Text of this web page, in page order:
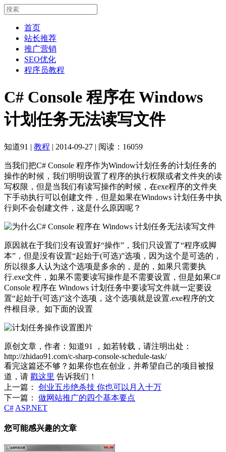
首页
站长推荐
推广营销
SEO优化
程序员教程
C# Console 程序在 Windows
计划任务无法读写文件
知道91 | 教程 | 2014-09-27 | 阅读：16059
当我们把C# Console 程序作为Window计划任务的计划任务的
操作的时候，我们明明设置了程序的执行权限或者文件夹的读
写权限，但是当我们有读写操作的时候，在exe程序的文件夹
下手动执行可以创建文件，但是如果在Windows 计划任务中执
行则不会创建文件，这是什么原因呢？
原因就在于我们没有设置好“操作”，我们只设置了“程序或脚
本”，但是没有设置“起始于(可选)”选项，因为这个是可选的，
所以很多人认为这个选项是多余的，是的，如果只需要执
行.exe文件，如果不需要读写操作是不需要设置，但是如果C#
Console 程序在 Windows 计划任务中要读写文件就一定要设
置“起始于(可选)”这个选项，这个选项就是设置.exe程序的文
件根目录。如下面的设置
原创文章，作者：知道91
，如若转载，请注明出处：
http://zhidao91.com/c-sharp-console-schedule-task/
看完这篇还不够？如果你也在创业，并希望自己的项目被报
道，请 戳这里 告诉我们！
上一篇：
创业五步绝杀技 你也可以月入十万
下一篇：
做网站推广的四个基本要点
C# ASP.NET
您可能感兴趣的文章